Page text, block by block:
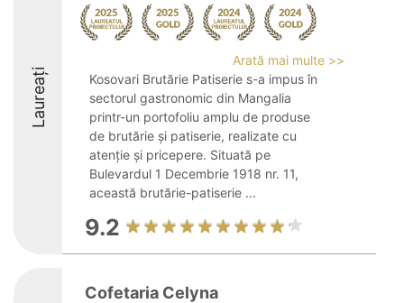
Laureați
Arată mai multe >>
Kosovari Brutărie Patiserie s-a impus în
sectorul gastronomic din Mangalia
printr-un portofoliu amplu de produse
de brutărie și patiserie, realizate cu
atenție și pricepere. Situată pe
Bulevardul 1 Decembrie 1918 nr. 11,
această brutărie-patiserie ...
9.2
Cofetaria Celyna